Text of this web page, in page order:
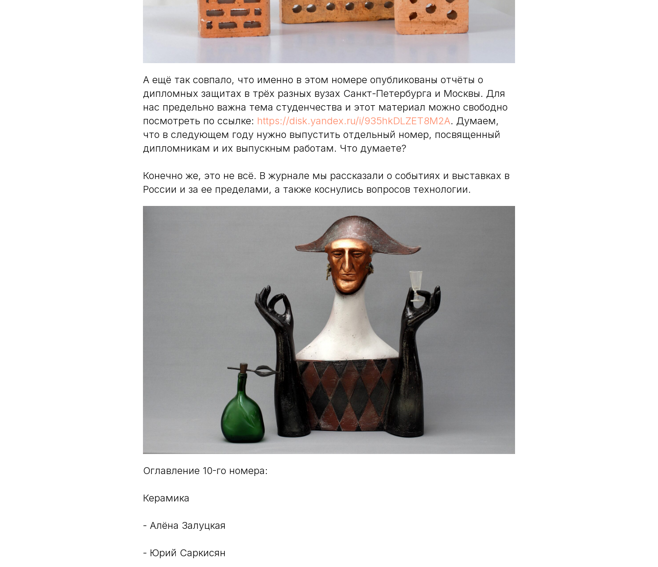
А ещё так совпало, что именно в этом номере опубликованы отчёты о
дипломных защитах в трёх разных вузах Санкт-Петербурга и Москвы. Для
нас предельно важна тема студенчества и этот материал можно свободно
посмотреть по ссылке: https://disk.yandex.ru/i/935hkDLZET8M2A. Думаем,
что в следующем году нужно выпустить отдельный номер, посвященный
дипломникам и их выпускным работам. Что думаете?
Конечно же, это не всё. В журнале мы рассказали о событиях и выставках в
России и за ее пределами, а также коснулись вопросов технологии.
Оглавление 10-го номера:
Керамика
- Алёна Залуцкая
- Юрий Саркисян